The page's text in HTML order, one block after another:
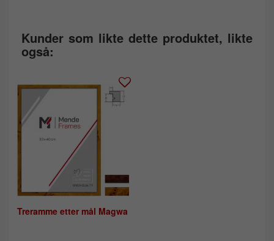
Kunder som likte dette produktet, likte
også:
Treramme etter mål Magwa